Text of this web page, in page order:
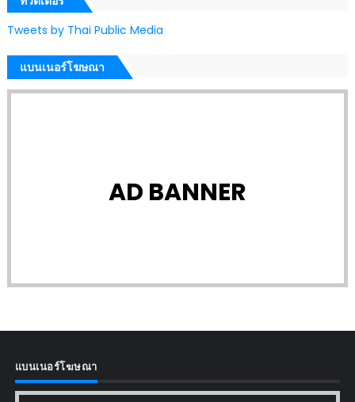
Tweets by Thai Public Media
แบนเนอร์โฆษณา
AD BANNER
แบนเนอร์โฆษณา